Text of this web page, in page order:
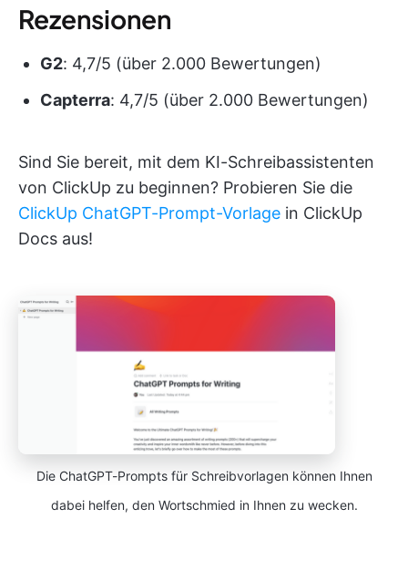
Rezensionen
G2: 4,7/5 (über 2.000 Bewertungen)
Capterra: 4,7/5 (über 2.000 Bewertungen)
Sind Sie bereit, mit dem KI-Schreibassistenten
von ClickUp zu beginnen? Probieren Sie die
ClickUp ChatGPT-Prompt-Vorlage in ClickUp
Docs aus!
Die ChatGPT-Prompts für Schreibvorlagen können Ihnen
dabei helfen, den Wortschmied in Ihnen zu wecken.